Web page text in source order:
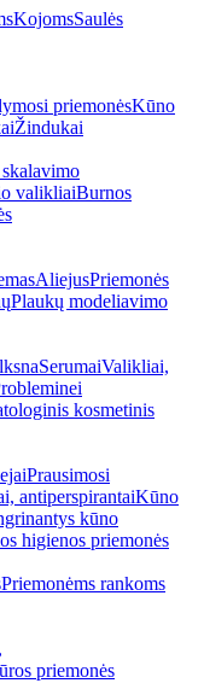
KojomsSaulės
priemonėsKūno
Žindukai
valikliaiBurnos
AliejusPriemonės
Plaukų modeliavimo
SerumaiValikliai,
kosmetinis
Prausimosi
antiperspirantaiKūno
kūno
higienos priemonės
Priemonėms rankoms
priemonės